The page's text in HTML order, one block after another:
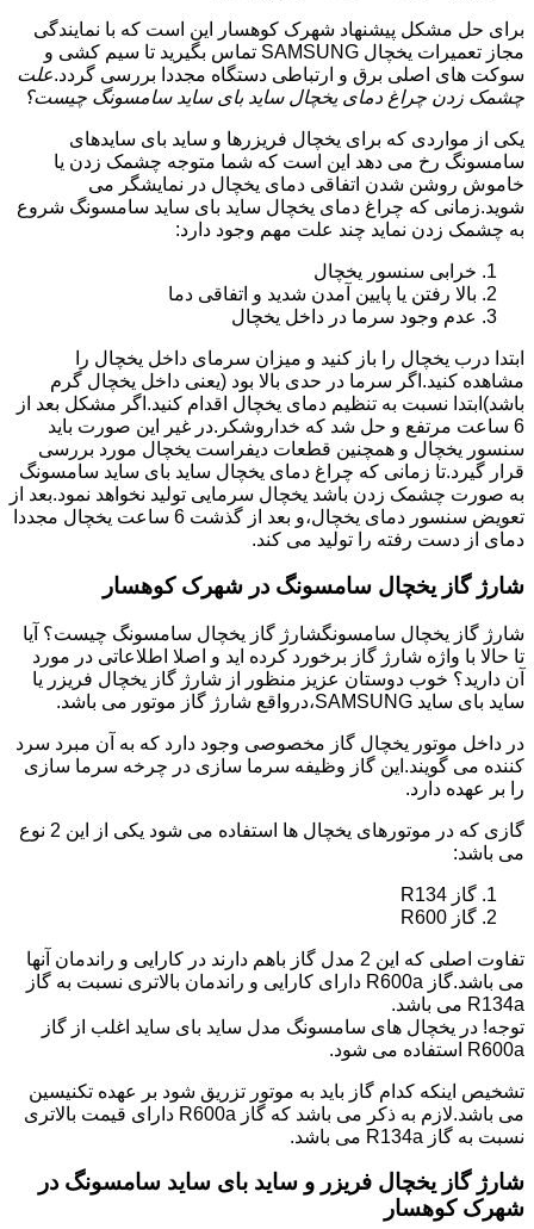
برای حل مشکل پیشنهاد شهرک کوهسار این است که با نمایندگی
مجاز تعمیرات یخچال SAMSUNG تماس بگیرید تا سیم کشی و
سوکت های اصلی برق و ارتباطی دستگاه مجددا بررسی گردد.علت
چشمک زدن چراغ دمای یخچال ساید بای ساید سامسونگ چیست؟
یکی از مواردی که برای یخچال فریزرها و ساید بای سایدهای
سامسونگ رخ می دهد این است که شما متوجه چشمک زدن یا
خاموش روشن شدن اتفاقی دمای یخچال در نمایشگر می
شوید.زمانی که چراغ دمای یخچال ساید بای ساید سامسونگ شروع
به چشمک زدن نماید چند علت مهم وجود دارد:
خرابی سنسور یخچال
بالا رفتن یا پایین آمدن شدید و اتفاقی دما
عدم وجود سرما در داخل یخچال
ابتدا درب یخچال را باز کنید و میزان سرمای داخل یخچال را
مشاهده کنید.اگر سرما در حدی بالا بود (یعنی داخل یخچال گرم
باشد)ابتدا نسبت به تنظیم دمای یخچال اقدام کنید.اگر مشکل بعد از
6 ساعت مرتفع و حل شد که خداروشکر.در غیر این صورت باید
سنسور یخچال و همچنین قطعات دیفراست یخچال مورد بررسی
قرار گیرد.تا زمانی که چراغ دمای یخچال ساید بای ساید سامسونگ
به صورت چشمک زدن باشد یخچال سرمایی تولید نخواهد نمود.بعد از
تعویض سنسور دمای یخچال،و بعد از گذشت 6 ساعت یخچال مجددا
دمای از دست رفته را تولید می کند.
شارژ گاز یخچال سامسونگ در شهرک کوهسار
شارژ گاز یخچال سامسونگشارژ گاز یخچال سامسونگ چیست؟ آیا
تا حالا با واژه شارژ گاز برخورد کرده اید و اصلا اطلاعاتی در مورد
آن دارید؟ خوب دوستان عزیز منظور از شارژ گاز یخچال فریزر یا
ساید بای ساید SAMSUNG،درواقع شارژ گاز موتور می باشد.
در داخل موتور یخچال گاز مخصوصی وجود دارد که به آن مبرد سرد
کننده می گویند.این گاز وظیفه سرما سازی در چرخه سرما سازی
را بر عهده دارد.
گازی که در موتورهای یخچال ها استفاده می شود یکی از این 2 نوع
می باشد:
گاز R134
گاز R600
تفاوت اصلی که این 2 مدل گاز باهم دارند در کارایی و راندمان آنها
می باشد.گاز R600a دارای کارایی و راندمان بالاتری نسبت به گاز
R134a می باشد.
توجه! در یخچال های سامسونگ مدل ساید بای ساید اغلب از گاز
R600a استفاده می شود.
تشخیص اینکه کدام گاز باید به موتور تزریق شود بر عهده تکنیسین
می باشد.لازم به ذکر می باشد که گاز R600a دارای قیمت بالاتری
نسبت به گاز R134a می باشد.
شارژ گاز یخچال فریزر و ساید بای ساید سامسونگ در
شهرک کوهسار